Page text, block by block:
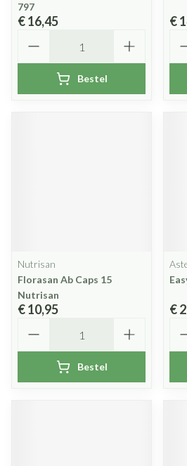
797
€ 16,45
Bestel
€
Nutrisan
Florasan Ab Caps 15
Nutrisan
€ 10,95
Bestel
€